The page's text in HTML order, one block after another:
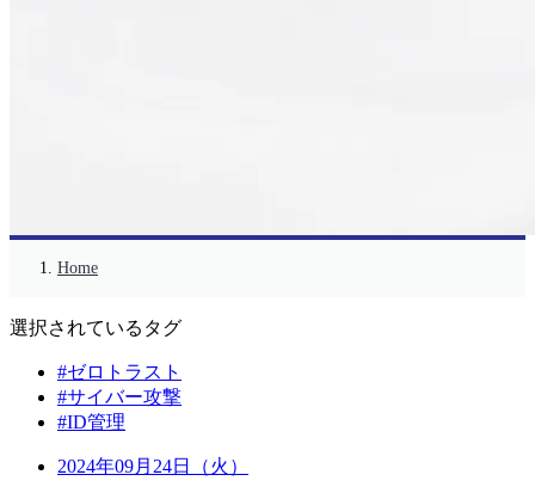
Home
選択されているタグ
#ゼロトラスト
#サイバー攻撃
#ID管理
2024年09月24日（火）